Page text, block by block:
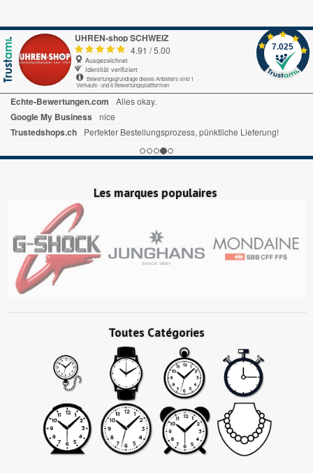
UHREN-shop SCHWEIZ
4.91 /5.00
Ausgezeichnet
Identität verifiziert
Bewertungsgrundlage dieses Anbieters sind 1
Verkaufs- und 6 Bewertungsplattformen
7.025
Echte-Bewertungen.com Alles okay.
Google My Business nice
Trustedshops.ch Perfekter Bestellungsprozess, pünktliche Lieferung!
Les marques populaires
Toutes Catégories